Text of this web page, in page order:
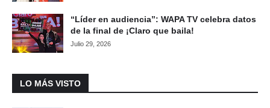
“Líder en audiencia”: WAPA TV celebra datos
de la final de ¡Claro que baila!
Julio 29, 2026
LO MÁS VISTO